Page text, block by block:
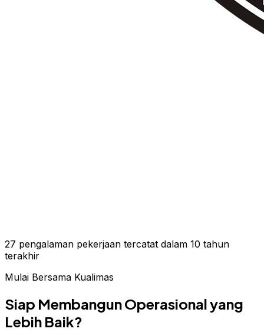
27 pengalaman pekerjaan tercatat dalam 10 tahun
terakhir
Mulai Bersama Kualimas
Siap Membangun Operasionalyang
Lebih Baik?